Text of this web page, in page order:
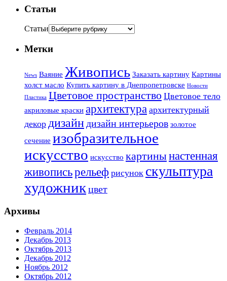
Статьи
Статьи
Метки
News Ваяние Живопись Заказать картину Картины
холст масло Купить картину в Днепропетровске Новости
Пластика Цветовое пространство Цветовое тело
акриловые краски архитектура архитектурный
декор дизайндизайн интерьеров золотое
сечение изобразительное
искусство искусство картинынастенная
живописьрельеф рисунок скульптура
художникцвет
Архивы
Февраль 2014
Декабрь 2013
Октябрь 2013
Декабрь 2012
Ноябрь 2012
Октябрь 2012